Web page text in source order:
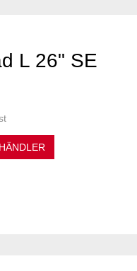
L 26" SE